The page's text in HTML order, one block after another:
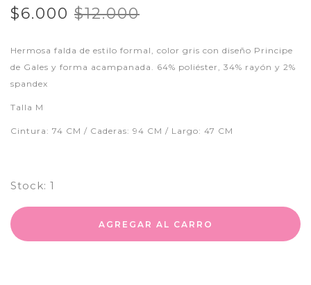
$6.000 $12.000
Hermosa falda de estilo formal, color gris con diseño Principe
de Gales y forma acampanada. 64% poliéster, 34% rayón y 2%
spandex
Talla M
Cintura: 74 CM / Caderas: 94 CM / Largo: 47 CM
Stock: 1
AGREGAR AL CARRO